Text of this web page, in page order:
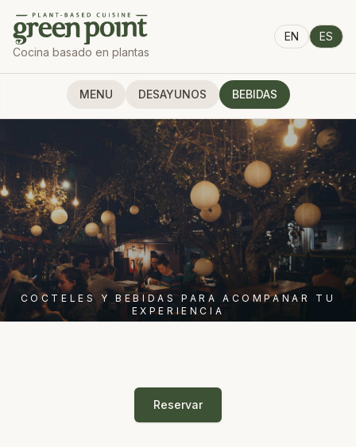
Cocina basado en plantas
EN ES
MENU DESAYUNOS BEBIDAS
COCTELES Y BEBIDAS PARA ACOMPANAR TU
EXPERIENCIA
Reservar